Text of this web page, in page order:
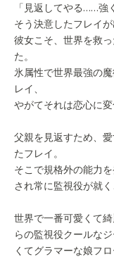
「見返してやる……強
そう決意したフレイ
彼女こそ、世界を救
た。
氷属性で世界最強の
レイ、
やがてそれは恋心に変
父親を見返すため、
たフレイ。
そこで規格外の能力
され常に監視役が就
世界で一番可愛くて
らの監視役クールな
くてグラマーな娘フ